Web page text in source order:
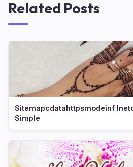
Related Posts
Sitemapcdatahttpsmodeinf
Simple